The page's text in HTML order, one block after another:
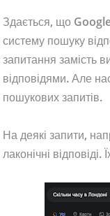
Здається, що
систему пошуку
запитання замість
відповідями. Але
пошукових запитів.
На деякі запити,
лаконічні